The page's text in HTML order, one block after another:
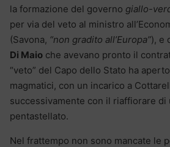
la formazione del governo giallo-
per via del veto al ministro
(Savona, “non gradito all’Europa”), e
Di Maio che avevano pronto il
“veto” del Capo dello Stato ha
magmatici, con un incarico a
successivamente con il riaffiorare
pentastellato.
Nel frattempo non sono mancate le